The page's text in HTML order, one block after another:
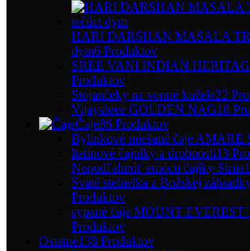
HARI DARSHAN MASALA
dym6 Produktov
SREE VANI INDIAN
Produktov
Stojančeky na vonné kužele22
Vijayshree GOLDEN NAG18
Čaje86 Produktov
Bylinkové miešané čaje AMARE
liatinové čajníky a drobnosti13
Nepodľahnúť emócii čajíky Siriia
Sväté stebielka z Božskej
Produktov
sypané čaje MOUNT EVEREST
Produktov
Ostatné138 Produktov